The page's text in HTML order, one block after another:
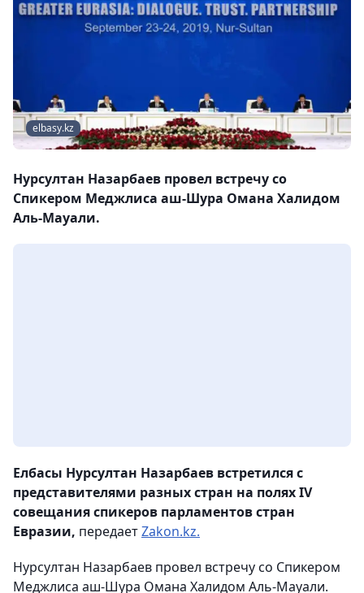
elbasy.kz
Нурсултан Назарбаев провел встречу со
Спикером Меджлиса аш-Шура Омана Халидом
Аль-Мауали.
Елбасы Нурсултан Назарбаев встретился с
представителями разных стран на полях IV
совещания спикеров парламентов стран
Евразии, передаетZakon.kz.
Нурсултан Назарбаев провел встречу со Спикером
Меджлиса аш-Шура Омана Халидом Аль-Мауали.